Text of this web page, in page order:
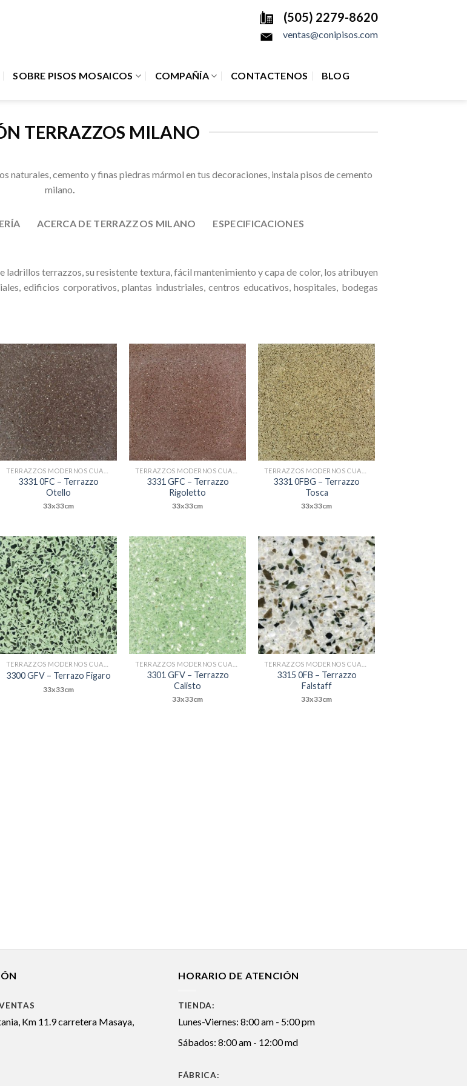
(505) 2279-8620
ventas@conipisos.com
SOBRE PISOS MOSAICOS COMPAÑÍA CONTACTENOS BLOG
TERRAZZOS MILANO
naturales, cemento y finas piedras mármol en tus decoraciones, instala pisos de cemento
milano.
ACERCA DE TERRAZZOS MILANO ESPECIFICACIONES
ladrillos terrazzos, su resistente textura, fácil mantenimiento y capa de color, los atribuyen
edificios corporativos, plantas industriales, centros educativos, hospitales, bodegas
Add to
Wishlist
3331 0FC – Terrazzo
Otello
33x33cm
Add to
Wishlist
3331 GFC – Terrazzo
Rigoletto
33x33cm
Add to
Wishlist
3331 0FBG – Terrazzo
Tosca
33x33cm
Add to
Wishlist
3300 GFV – Terrazo Figaro
33x33cm
Add to
Wishlist
3301 GFV – Terrazzo
Calisto
33x33cm
Add to
Wishlist
3315 0FB – Terrazzo
Falstaff
33x33cm
Km 11.9 carretera Masaya,
HORARIO DE ATENCIÓN
TIENDA:
Lunes-Viernes: 8:00 am - 5:00 pm
Sábados: 8:00 am - 12:00 md
FÁBRICA: